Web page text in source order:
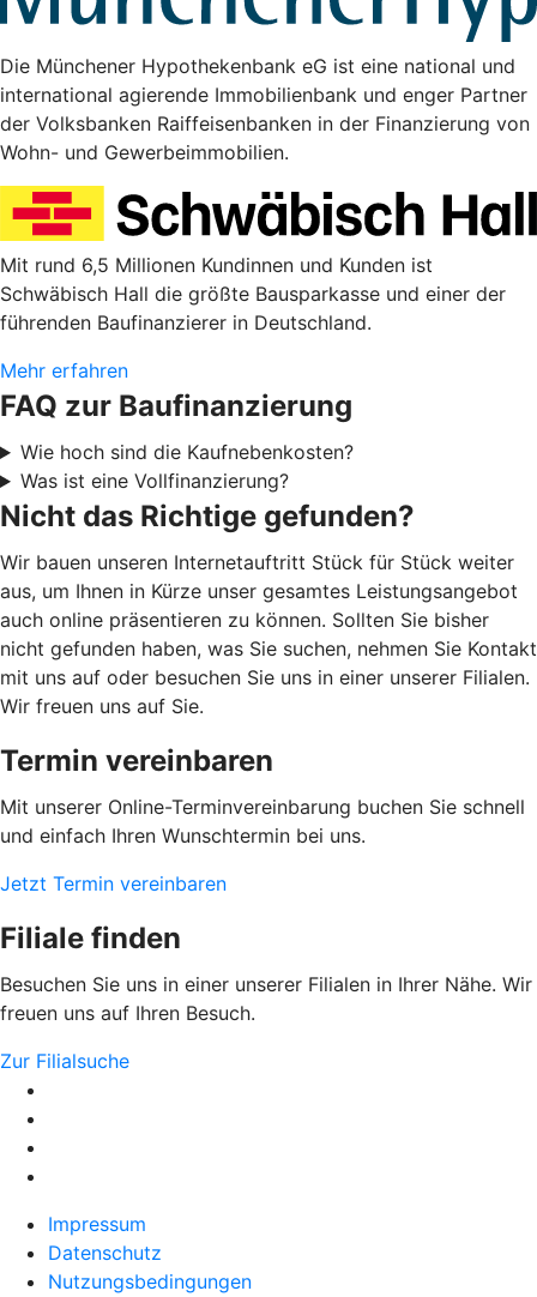
Die Münchener Hypothekenbank eG ist eine national und
international agierende Immobilienbank und enger Partner
der Volksbanken Raiffeisenbanken in der Finanzierung von
Wohn- und Gewerbeimmobilien.
Mit rund 6,5 Millionen Kundinnen und Kunden ist
Schwäbisch Hall die größte Bausparkasse und einer der
führenden Baufinanzierer in Deutschland.
Mehr erfahren
FAQ zur Baufinanzierung
Wie hoch sind die Kaufnebenkosten?
Was ist eine Vollfinanzierung?
Nicht das Richtige gefunden?
Wir bauen unseren Internetauftritt Stück für Stück weiter
aus, um Ihnen in Kürze unser gesamtes Leistungsangebot
auch online präsentieren zu können. Sollten Sie bisher
nicht gefunden haben, was Sie suchen, nehmen Sie Kontakt
mit uns auf oder besuchen Sie uns in einer unserer Filialen.
Wir freuen uns auf Sie.
Termin vereinbaren
Mit unserer Online-Terminvereinbarung buchen Sie schnell
und einfach Ihren Wunschtermin bei uns.
Jetzt Termin vereinbaren
Filiale finden
Besuchen Sie uns in einer unserer Filialen in Ihrer Nähe. Wir
freuen uns auf Ihren Besuch.
Zur Filialsuche
Impressum
Datenschutz
Nutzungsbedingungen